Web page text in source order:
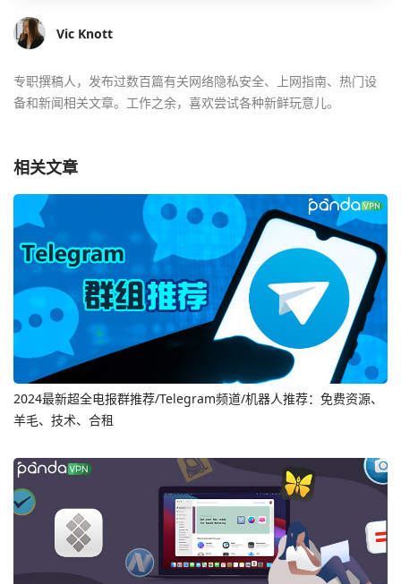
Vic Knott
专职撰稿人，发布过数百篇有关网络隐私安全、上网指南、热门设
备和新闻相关文章。工作之余，喜欢尝试各种新鲜玩意儿。
相关文章
2024最新超全电报群推荐/Telegram频道/机器人推荐：免费资源、
羊毛、技术、合租